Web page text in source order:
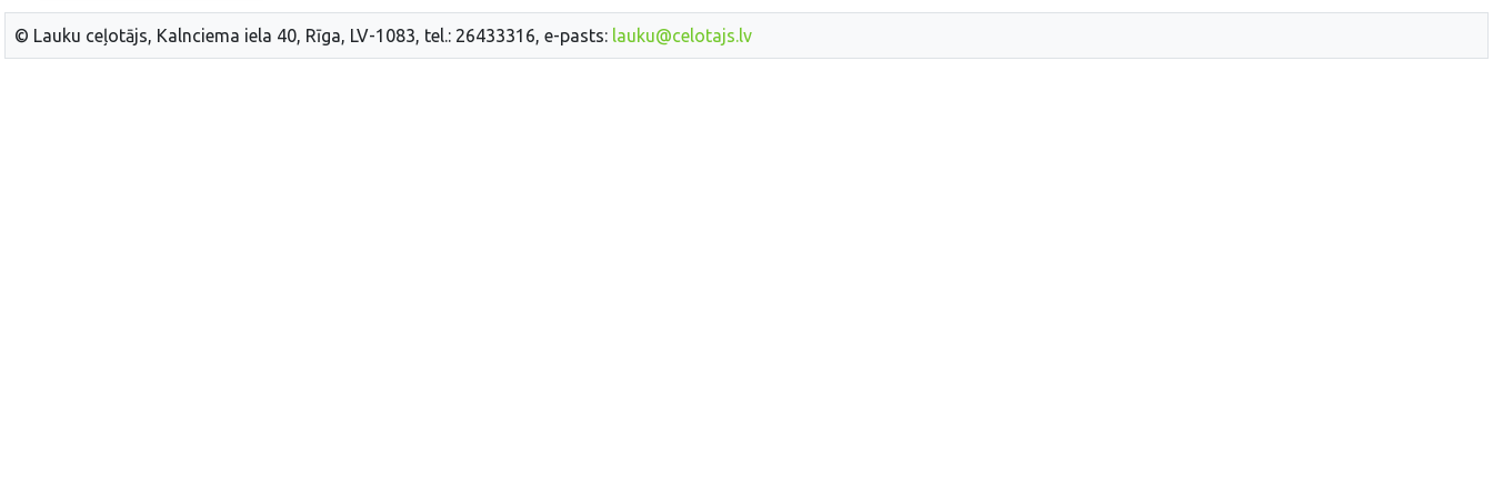
© Lauku ceļotājs, Kalnciema iela 40, Rīga, LV-1083, tel.: 26433316, e-pasts: lauku@celotajs.lv